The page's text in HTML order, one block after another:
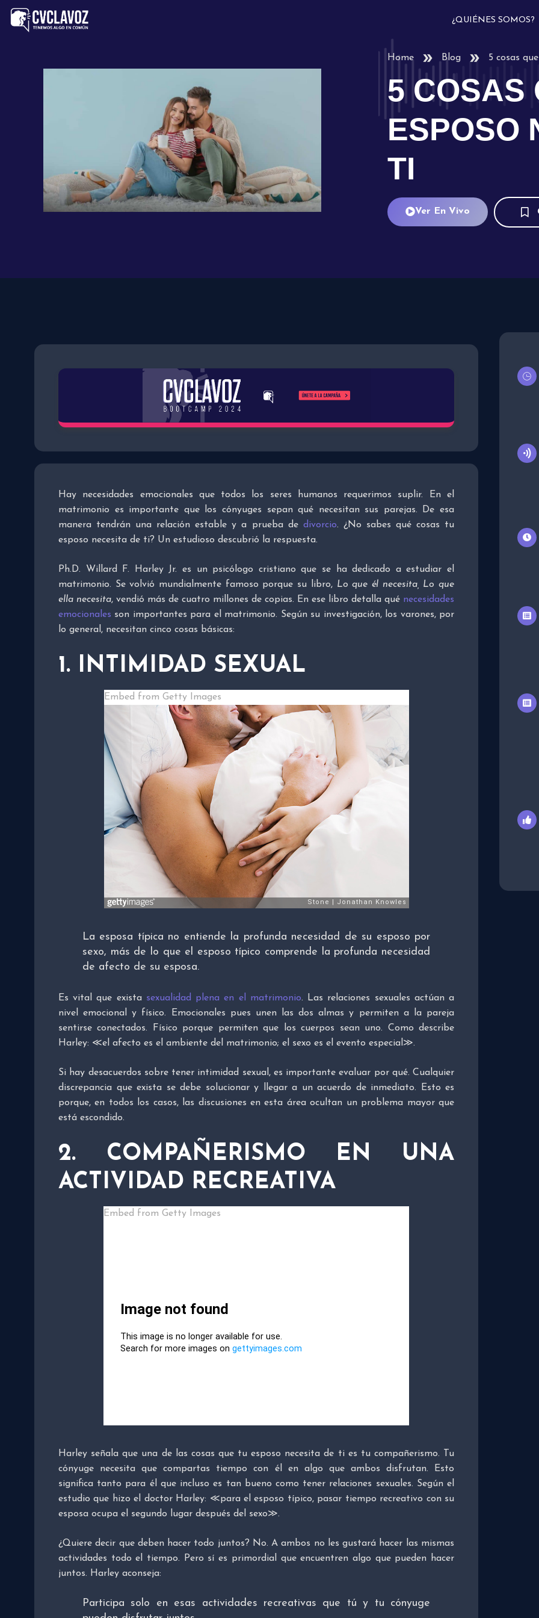
¿QUIÉNES SOMOS?
Home Blog 5 cosas
5 COSAS
ESPOSO
TI
Ver En Vivo
Hay necesidades emocionales que todos los seres humanos requerimos suplir. En el
matrimonio es importante que los cónyuges sepan qué necesitan sus parejas. De esa
manera tendrán una relación estable y a prueba de divorcio. ¿No sabes qué cosas tu
esposo necesita de ti? Un estudioso descubrió la respuesta.
Ph.D. Willard F. Harley Jr. es un psicólogo cristiano que se ha dedicado a estudiar el
matrimonio. Se volvió mundialmente famoso porque su libro, Lo que él necesita, Lo que
ella necesita, vendió más de cuatro millones de copias. En ese libro detalla qué necesidades
emocionales son importantes para el matrimonio. Según su investigación, los varones, por
lo general, necesitan cinco cosas básicas:
1. INTIMIDAD SEXUAL
Embed from Getty Images
La esposa típica no entiende la profunda necesidad de su esposo por
sexo, más de lo que el esposo típico comprende la profunda necesidad
de afecto de su esposa.
Es vital que exista sexualidad plena en el matrimonio. Las relaciones sexuales actúan a
nivel emocional y físico. Emocionales pues unen las dos almas y permiten a la pareja
sentirse conectados. Físico porque permiten que los cuerpos sean uno. Como describe
Harley: ≪el afecto es el ambiente del matrimonio; el sexo es el evento especial≫.
Si hay desacuerdos sobre tener intimidad sexual, es importante evaluar por qué. Cualquier
discrepancia que exista se debe solucionar y llegar a un acuerdo de inmediato. Esto es
porque, en todos los casos, las discusiones en esta área ocultan un problema mayor que
está escondido.
2. COMPAÑERISMO EN UNA
ACTIVIDAD RECREATIVA
Embed from Getty Images
Harley señala que una de las cosas que tu esposo necesita de ti es tu compañerismo. Tu
cónyuge necesita que compartas tiempo con él en algo que ambos disfrutan. Esto
significa tanto para él que incluso es tan bueno como tener relaciones sexuales. Según el
estudio que hizo el doctor Harley: ≪para el esposo típico, pasar tiempo recreativo con su
esposa ocupa el segundo lugar después del sexo≫.
¿Quiere decir que deben hacer todo juntos? No. A ambos no les gustará hacer las mismas
actividades todo el tiempo. Pero sí es primordial que encuentren algo que pueden hacer
juntos. Harley aconseja:
Participa solo en esas actividades recreativas que tú y tu cónyuge